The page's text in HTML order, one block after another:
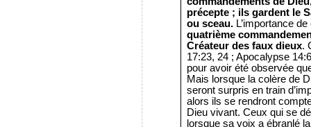
précepte ; ils gardent le
ou sceau.L’importance
quatrième
Créateur des faux dieux.
17:23, 24 ; Apocalypse
pour avoir été observée
Mais lorsque la colère de
seront surpris en train
alors ils se rendront
Dieu vivant. Ceux qui se
lorsque sa voix a ébranlé